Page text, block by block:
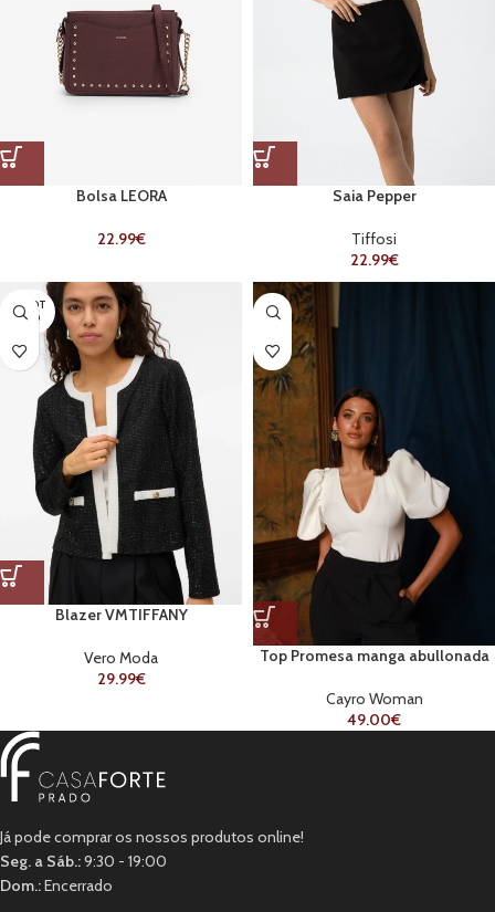
Bolsa LEORA
22.99€
Saia Pepper
Tiffosi
22.99€
ESGOT
ADO
Blazer VMTIFFANY
Vero Moda
29.99€
Top Promesa manga abullonada
Cayro Woman
49.00€
Já pode comprar os nossos produtos online!
Seg. a Sáb.:9:30 - 19:00
Dom.:Encerrado